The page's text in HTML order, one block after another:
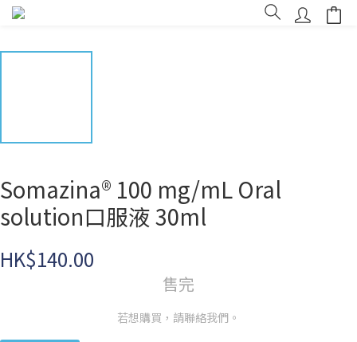
Somazina® 100 mg/mL Oral
solution口服液 30ml
HK$140.00
售完
若想購買，請聯絡我們。